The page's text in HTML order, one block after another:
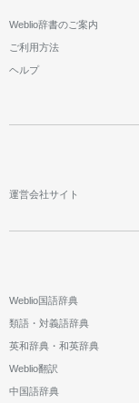
Weblio辞書のご案内
ご利用方法
ヘルプ
運営会社サイト
Weblio国語辞典
類語・対義語辞典
英和辞典・和英辞典
Weblio翻訳
中国語辞典